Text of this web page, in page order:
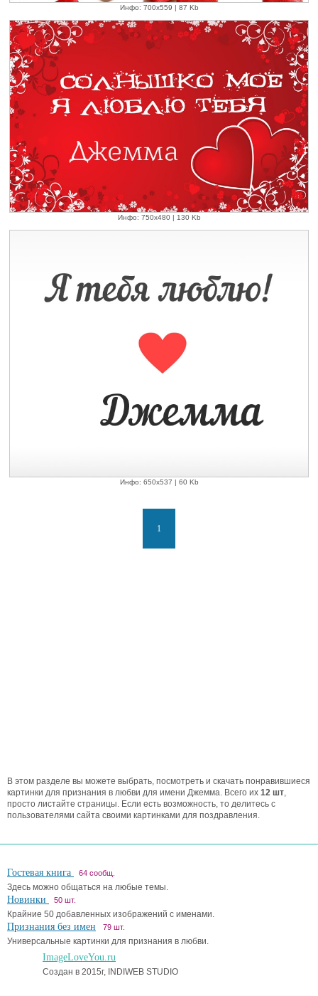
Инфо: 700х559 | 87 Kb
Инфо: 750х480 | 130 Kb
Инфо: 650х537 | 60 Kb
1
В этом разделе вы можете выбрать, посмотреть и скачать понравившиеся
картинки для признания в любви для имени Джемма. Всего их 12 шт,
просто листайте страницы. Если есть возможность, то делитесь с
пользователями сайта своими картинками для поздравления.
Гостевая книга 64 сообщ.
Здесь можно общаться на любые темы.
Новинки 50 шт.
Крайние 50 добавленных изображений с именами.
Признания без имен 79 шт.
Универсальные картинки для признания в любви.
ImageLoveYou.ru
Создан в 2015г, INDIWEB STUDIO